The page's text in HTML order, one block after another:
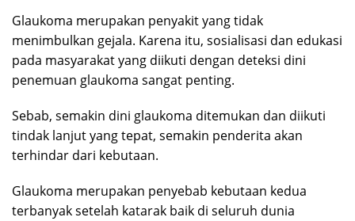
Glaukoma merupakan penyakit yang tidak
menimbulkan gejala. Karena itu, sosialisasi dan edukasi
pada masyarakat yang diikuti dengan deteksi dini
penemuan glaukoma sangat penting.
Sebab, semakin dini glaukoma ditemukan dan diikuti
tindak lanjut yang tepat, semakin penderita akan
terhindar dari kebutaan.
Glaukoma merupakan penyebab kebutaan kedua
terbanyak setelah katarak baik di seluruh dunia